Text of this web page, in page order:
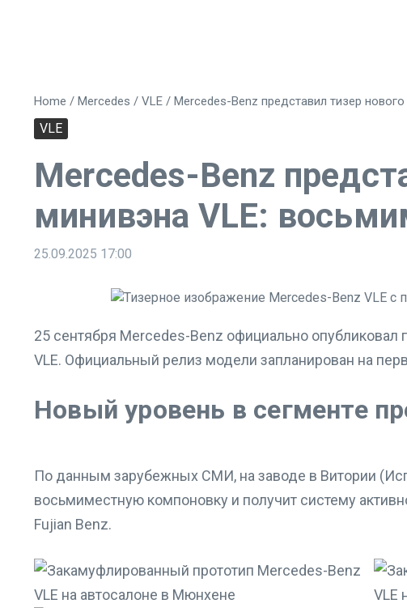
Home / Mercedes / VLE / Mercedes-Benz представил тизер
VLE
Mercedes-Benz
минивэна VLE:
25.09.2025 17:00
25 сентября Mercedes-Benz официально
VLE. Официальный релиз модели запланирован на
Новый уровень в сегменте
По данным зарубежных СМИ, на заводе в Витории
восьмиместную компоновку и получит систему
Fujian Benz.